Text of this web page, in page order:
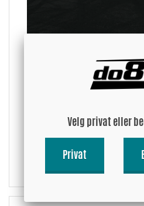
997.2,
Velg privat eller
Privat